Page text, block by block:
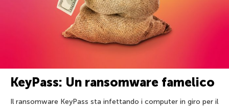
KeyPass: Un ransomware famelico
Il ransomware KeyPass sta infettando i computer in giro per il